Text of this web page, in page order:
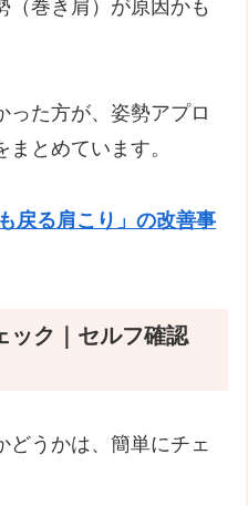
（巻き肩）が原因かも
った方が、姿勢アプロ
とめています。
戻る肩こり」の改善事
ック｜セルフ確認
どうかは、簡単にチェ